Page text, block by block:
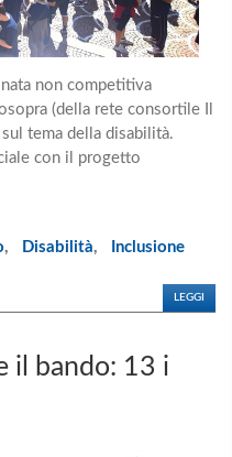
non competitiva
(della rete consortile Il
tema della disabilità.
con il progetto
, Disabilità,
Inclusione
LEGGI
il bando: 13 i